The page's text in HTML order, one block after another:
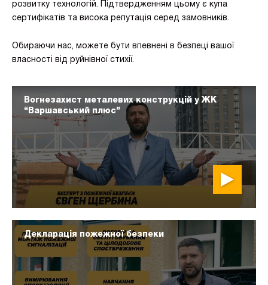
розвитку технологій. Підтвердженням цьому є купа
сертифікатів та висока репутація серед замовників.
Обираючи нас, можете бути впевнені в безпеці вашої
власності від руйнівної стихії.
Вогнезахист металевих конструкцій у ЖК
“Варшавський плюс”
Декларація пожежної безпеки